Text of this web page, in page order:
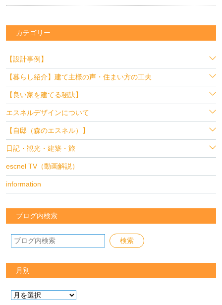
カテゴリー
【設計事例】
【暮らし紹介】建て主様の声・住まい方の工夫
【良い家を建てる秘訣】
エスネルデザインについて
【自邸（森のエスネル）】
日記・観光・建築・旅
escnel TV（動画解説）
information
ブログ内検索
月別